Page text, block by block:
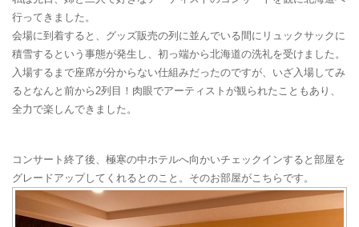
行ってきました。
会場に到着すると、グッズ販売の列に並んでいる間にリュックサックに
積雪するという事態が発生し、初っ端から北海道の洗礼を受けました。
入場するまで座席が分からない仕組みだったのですが、いざ入場してみ
るとなんと前から2列目！肉眼でアーティストが観られたこともあり、
全力で楽しんできました。
コンサート終了後、極寒の中ホテルへ向かいチェックインすると部屋を
グレードアップしてくれるとのこと。そのお部屋がこちらです。